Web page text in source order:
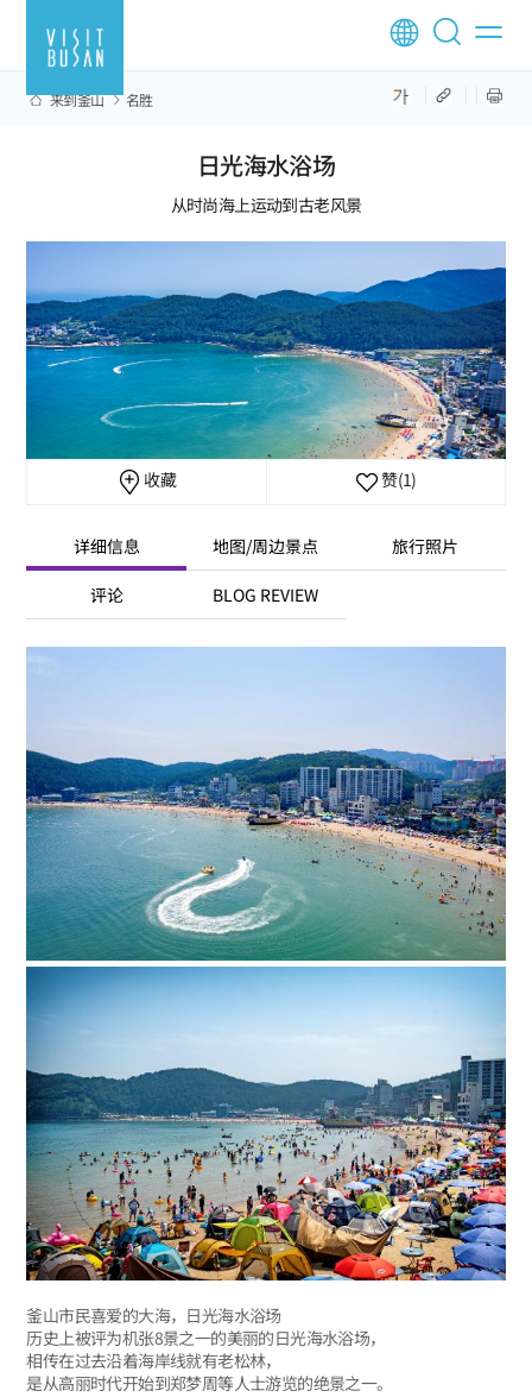
来到釜山 名胜
日光海水浴场
从时尚海上运动到古老风景
收藏 赞(1)
详细信息 地图/周边景点 旅行照片
评论 BLOG REVIEW
釜山市民喜爱的大海，日光海水浴场
历史上被评为机张8景之一的美丽的日光海水浴场，
相传在过去沿着海岸线就有老松林，
是从高丽时代开始到郑梦周等人士游览的绝景之一。